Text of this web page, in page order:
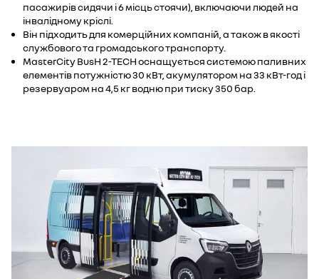
пасажирів сидячи і 6 місць стоячи), включаючи людей на
інвалідному кріслі.
Він підходить для комерційних компаній, а також в якості
службового та громадського транспорту.
MasterCity BusH 2-TECH оснащується системою паливних
елементів потужністю 30 кВт, акумулятором на 33 кВт-год і
резервуаром на 4,5 кг водню при тиску 350 бар.